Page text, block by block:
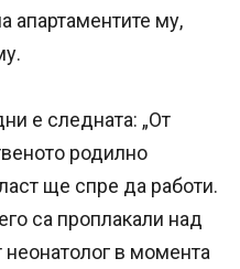
апартаментите му,
е следната: „От
родилно
ще спре да работи.
са проплакали над
в момента